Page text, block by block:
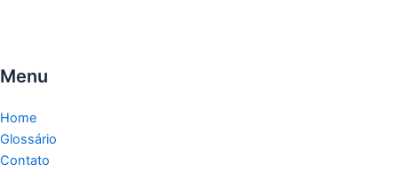
Menu
Home
Glossário
Contato